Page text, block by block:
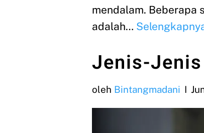
mendalam. Beberapa
adalah…
Jenis-
oleh Bintangmadani